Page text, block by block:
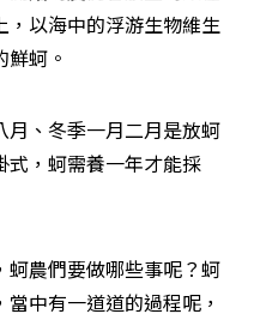
以海中的浮游生物維生
蚵。
月、冬季一月二月是放蚵
式，蚵需養一年才能採
農們要做哪些事呢？蚵
中有一道道的過程呢，